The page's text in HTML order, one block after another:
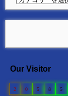
Our Visitor
2 0 5 8 5